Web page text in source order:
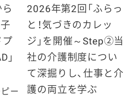
プ
」
ー
2026年第2回「ふらっ
と！気づきのカレッ
ジ」を開催～Step②当
社の介護制度につい
て深掘りし、仕事と介
護の両立を学ぶ